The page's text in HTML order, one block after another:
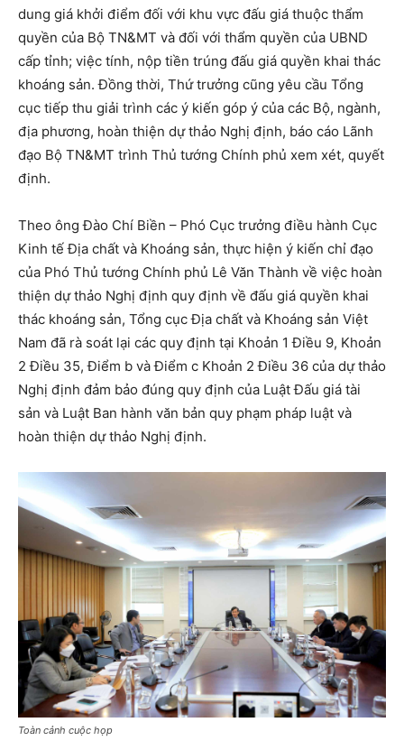
dung giá khởi điểm đối với khu vực đấu giá thuộc thẩm
quyền của Bộ TN&MT và đối với thẩm quyền của UBND
cấp tỉnh; việc tính, nộp tiền trúng đấu giá quyền khai thác
khoáng sản. Đồng thời, Thứ trưởng cũng yêu cầu Tổng
cục tiếp thu giải trình các ý kiến góp ý của các Bộ, ngành,
địa phương, hoàn thiện dự thảo Nghị định, báo cáo Lãnh
đạo Bộ TN&MT trình Thủ tướng Chính phủ xem xét, quyết
định.
Theo ông Đào Chí Biền – Phó Cục trưởng điều hành Cục
Kinh tế Địa chất và Khoáng sản, thực hiện ý kiến chỉ đạo
của Phó Thủ tướng Chính phủ Lê Văn Thành về việc hoàn
thiện dự thảo Nghị định quy định về đấu giá quyền khai
thác khoáng sản, Tổng cục Địa chất và Khoáng sản Việt
Nam đã rà soát lại các quy định tại Khoản 1 Điều 9, Khoản
2 Điều 35, Điểm b và Điểm c Khoản 2 Điều 36 của dự thảo
Nghị định đảm bảo đúng quy định của Luật Đấu giá tài
sản và Luật Ban hành văn bản quy phạm pháp luật và
hoàn thiện dự thảo Nghị định.
Toàn cảnh cuộc họp